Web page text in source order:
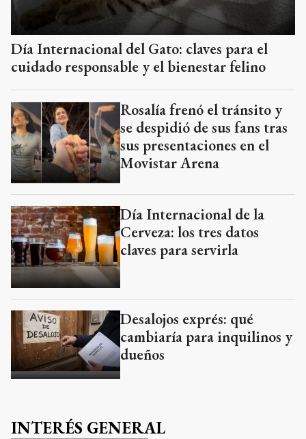
Día Internacional del Gato: claves para el
cuidado responsable y el bienestar felino
Rosalía frenó el tránsito y
se despidió de sus fans tras
sus presentaciones en el
Movistar Arena
Día Internacional de la
Cerveza: los tres datos
claves para servirla
Desalojos exprés: qué
cambiaría para inquilinos y
dueños
INTERÉS GENERAL